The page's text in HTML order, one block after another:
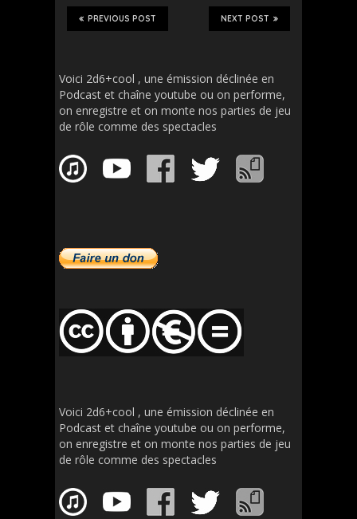
NEXT POST
PREVIOUS POST
Voici 2d6+cool , une émission déclinée en
Podcast et chaîne youtube ou on performe,
on enregistre et on monte nos parties de jeu
de rôle comme des spectacles
Voici 2d6+cool , une émission déclinée en
Podcast et chaîne youtube ou on performe,
on enregistre et on monte nos parties de jeu
de rôle comme des spectacles